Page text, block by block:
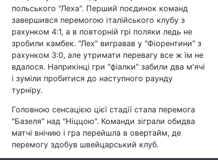
Зброя Інциденти
Здоров'я Туризм
Цікавинки Погода
Лонгріди
Відео з Youtube
польського "Леха". Перший поєдинок команд
завершився перемогою італійського клубу з
рахунком 4:1, а в повторній грі поляки ледь не
зробили камбек. "Лех" вигравав у "Фіорентини" з
рахунком 3:0, але утримати перевагу все ж їм не
вдалося. Наприкінці гри "фіалки" забили два м'ячі
і зуміли пробитися до наступного раунду
турніру.
Головною сенсацією цієї стадії стала перемога
"Базеля" над "Ніццою". Команди зіграли обидва
матчі внічию і гра перейшла в овертайм, де
перемогу здобув швейцарський клуб.